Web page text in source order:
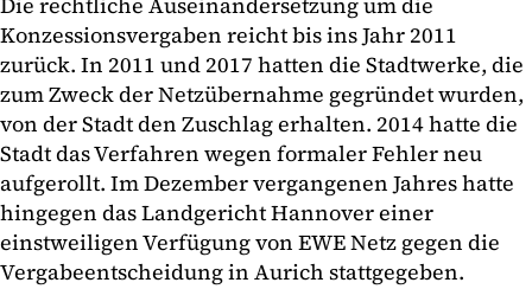
Konzessionsvergaben reicht bis ins Jahr 2011
zurück. In 2011 und 2017 hatten die Stadtwerke, die
zum Zweck der Netzübernahme gegründet wurden,
von der Stadt den Zuschlag erhalten. 2014 hatte die
Stadt das Verfahren wegen formaler Fehler neu
aufgerollt. Im Dezember vergangenen Jahres hatte
hingegen das Landgericht Hannover einer
einstweiligen Verfügung von EWE Netz gegen die
Vergabeentscheidung in Aurich stattgegeben.